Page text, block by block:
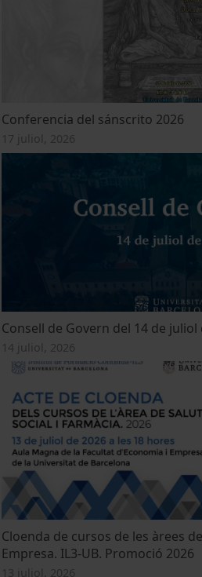
Conferencia del sánscrito 2026
17 juliol, 2026
Consell de Govern del 14 de juliol
14 juliol, 2026
Cloenda de cursos de les àrees
Empresa. IL3-UB. Promoció 2026
13 juliol, 2026